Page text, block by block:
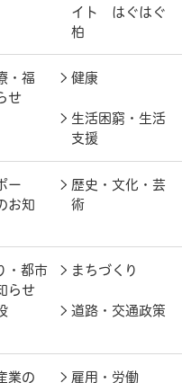
イト はぐはぐ
柏
・福
せ
健康
生活困窮・生活
支援
ー
お知
歴史・文化・芸
術
・都市
らせ
まちづくり
道路・交通政策
業の 雇用・労働